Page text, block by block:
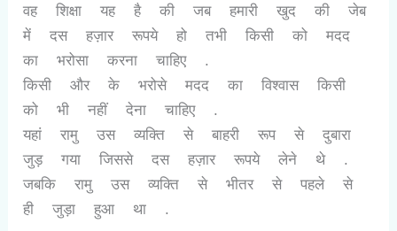
वह शिक्षा यह है की जब हमारी खुद की जेब
में दस हज़ार रूपये हो तभी किसी को मदद
का भरोसा करना चाहिए .
किसी और के भरोसे मदद का विश्वास किसी
को भी नहीं देना चाहिए .
यहां रामु उस व्यक्ति से बाहरी रूप से दुबारा
जुड़ गया जिससे दस हज़ार रूपये लेने थे .
जबकि रामु उस व्यक्ति से भीतर से पहले से
ही जुड़ा हुआ था .